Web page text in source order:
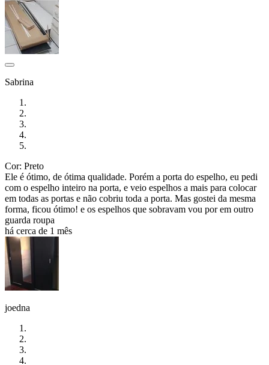
Sabrina
Cor: Preto
Ele é ótimo, de ótima qualidade. Porém a porta do espelho, eu pedi
com o espelho inteiro na porta, e veio espelhos a mais para colocar
em todas as portas e não cobriu toda a porta. Mas gostei da mesma
forma, ficou ótimo! e os espelhos que sobravam vou por em outro
guarda roupa
há cerca de 1 mês
joedna